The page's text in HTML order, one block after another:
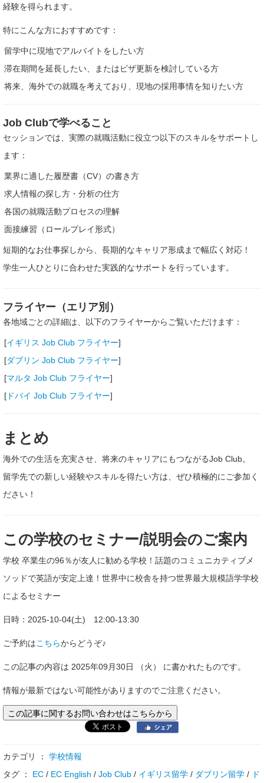
経験を得られます。
特にこんな方におすすめです：
留学中に現地でアルバイトをしたい方
滞在期間を延長したい、またはビザ更新を検討している方
将来、海外での就職を考えており、現地の採用事情を知りたい方
Job Clubで学べること
セッションでは、実際の就職活動に役立つ以下のスキルをサポートし
ます：
業界に適した履歴書（CV）の書き方
求人情報の探し方・分析の仕方
各国の就職活動プロセスの理解
面接練習（ロールプレイ形式）
短期的なお仕事探しから、長期的なキャリア形成まで幅広く対応！
学生一人ひとりに合わせた実践的なサポートを行っています。
フライヤー（エリア別）
各地域ごとの詳細は、以下のフライヤーからご覧いただけます：
[イギリス Job Club フライヤー]
[ダブリン Job Club フライヤー]
[マルタ Job Club フライヤー]
[ ドバイ Job Club フライヤー]
まとめ
海外での生活を充実させ、将来のキャリアにもつながるJob Club。
留学先での新しい経験やスキルを得たい方は、ぜひ積極的にご参加く
ださい！
この学校のセミナー/説明会のご案内
学校 卒業生の96％が友人に勧める学校！話題のコミュニカティブメ
ソッドで英語が安定上達！世界中に校舎を持つ世界最大規模語学学校
によるセミナー
日時：2025-10-04(土) 12:00-13:30
ご予約はこちらからどうぞ♪
この記事の内容は 2025年09月30日 （火） に書かれたものです。
情報が最新ではない可能性がありますのでご注意ください。
この記事に関するお問い合わせはこちらから
カテゴリ ： 学校情報
タグ ： EC / EC English / Job Club / イギリス留学 / ダブリン留学 / ド